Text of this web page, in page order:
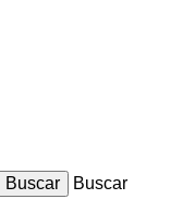
Buscar